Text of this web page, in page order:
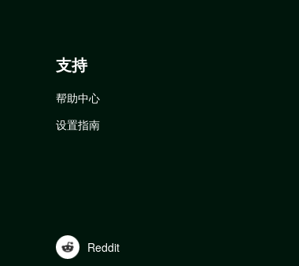
支持
帮助中心
设置指南
Reddit